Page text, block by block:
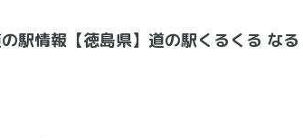
駅情報【徳島県】道の駅くるくる なる